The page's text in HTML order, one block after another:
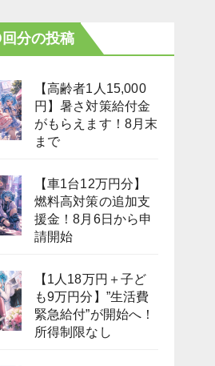
分の投稿
【高齢者1人15,000
円】暑さ対策給付金
がもらえます！8月末
まで
【車1台12万円分】
燃料高対策の追加支
援金！8月6日から申
請開始
【1人18万円＋子ど
も9万円分】”生活費
緊急給付”が開始へ！
所得制限なし